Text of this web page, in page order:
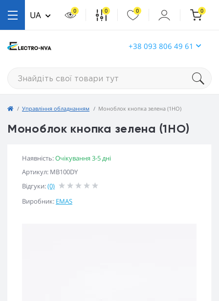
+38 093 806 49 61
UA 0 0 0 0
Управління обладнанням Моноблок кнопка зелена (1НО)
Моноблок кнопка зелена (1НО)
Наявність:Очікування 3-5 дні
Артикул: MB100DY
Відгуки:(0)
Виробник: EMAS